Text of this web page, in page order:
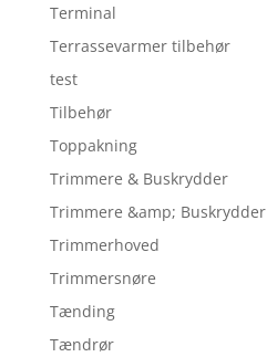
Terminal
Terrassevarmer tilbehør
test
Tilbehør
Toppakning
Trimmere & Buskrydder
Trimmere &amp; Buskrydder
Trimmerhoved
Trimmersnøre
Tænding
Tændrør